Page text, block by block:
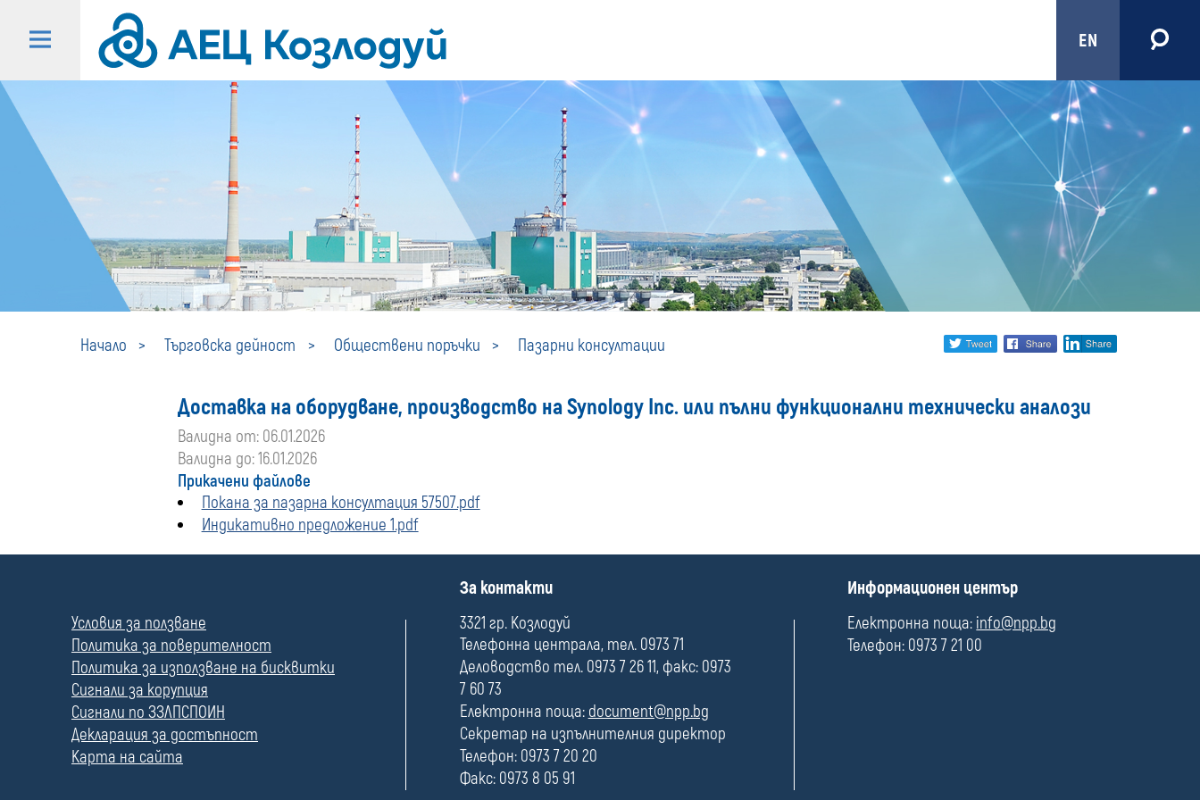
EN
Начало Търговска дейност Обществени поръчки Пазарни консултации
Пазарни
консултации
Share
media
twitter facebook
Доставка на оборудване, производство на Synology Inc. или пълни функционални технически аналози
Валидна от: 06.01.2026
Валидна до: 16.01.2026
Прикачени файлове
Покана за пазарна консултация 57507.pdf
Индикативно предложение 1.pdf
л
е
Условия за ползване
Политика за поверителност
Политика за използване на бисквитки
Сигнали за корупция
Сигнали по ЗЗЛПСПОИН
Декларация за достъпност
Карта на сайта
П
л
е
За контакти
3321 гр. Козлодуй
Телефонна централа, тел. 0973 71
Деловодство тел. 0973 7 26 11, факс: 0973
7 60 73
Електронна поща: document@npp.bg
Секретар на изпълнителния директор
Телефон: 0973 7 20 20
Факс: 0973 8 05 91
П
л
е
Информационен център
Електронна поща: info@npp.bg
Телефон: 0973 7 21 00